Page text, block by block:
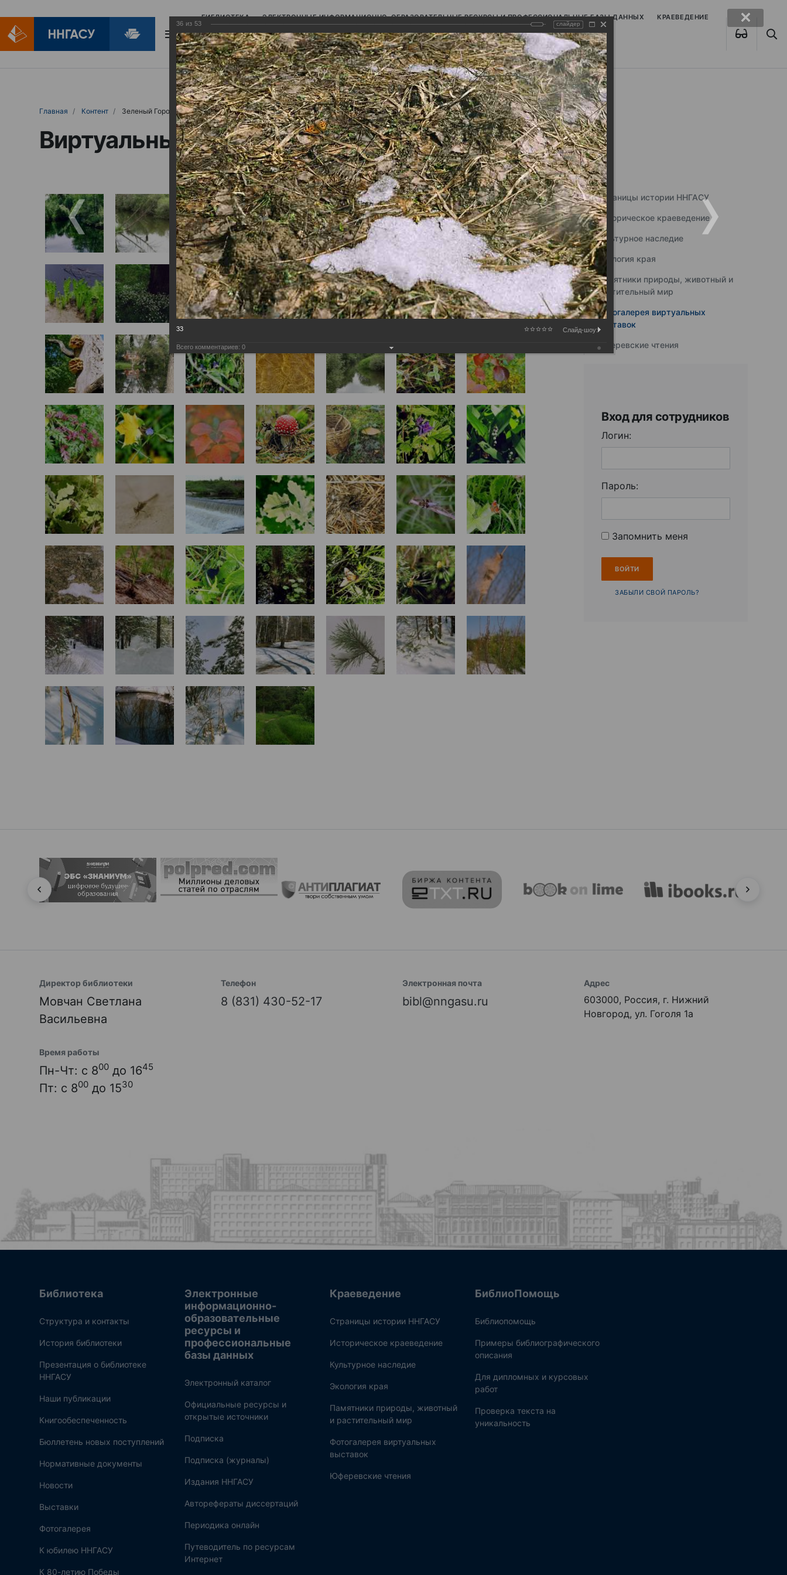
БИБЛИОТЕКА ЭЛЕКТРОННЫЕ ИНФОРМАЦИОННО-ОБРАЗОВАТЕЛЬНЫЕ РЕСУРСЫ И ПРОФЕССИОНАЛЬНЫЕ БАЗЫ ДАННЫХ КРАЕВЕДЕНИЕ
БИБЛИОПОМОЩЬ
Главная Контент Зеленый Город
Виртуальные выставки (фотоальбомы)
Страницы истории ННГАСУ
Историческое краеведение
Культурное наследие
Экология края
Памятники природы, животный и
растительный мир
Фотогалерея виртуальных
выставок
Юферевские чтения
Вход для сотрудников
Логин:
Пароль:
Запомнить меня
ЗАБЫЛИ СВОЙ ПАРОЛЬ?
Директор библиотеки
Мовчан Светлана
Васильевна
Телефон
8 (831) 430-52-17
Электронная почта
bibl@nngasu.ru
Адрес
603000, Россия, г. Нижний
Новгород, ул. Гоголя 1а
Время работы
Пн-Чт: с 800 до 1645
Пт: с 800 до 1530
Библиотека
Структура и контакты
История библиотеки
Презентация о библиотеке
ННГАСУ
Наши публикации
Книгообеспеченность
Бюллетень новых поступлений
Нормативные документы
Новости
Выставки
Фотогалерея
К юбилею ННГАСУ
К 80-летию Победы
Электронные
информационно-
образовательные
ресурсы и
профессиональные
базы данных
Электронный каталог
Официальные ресурсы и
открытые источники
Подписка
Подписка (журналы)
Издания ННГАСУ
Авторефераты диссертаций
Периодика онлайн
Путеводитель по ресурсам
Интернет
Краеведение
Страницы истории ННГАСУ
Историческое краеведение
Культурное наследие
Экология края
Памятники природы, животный
и растительный мир
Фотогалерея виртуальных
выставок
Юферевские чтения
БиблиоПомощь
Библиопомощь
Примеры библиографического
описания
Для дипломных и курсовых
работ
Проверка текста на
уникальность
36 из 53 слайдер
33 Слайд-шоу:
Всего комментариев: 0